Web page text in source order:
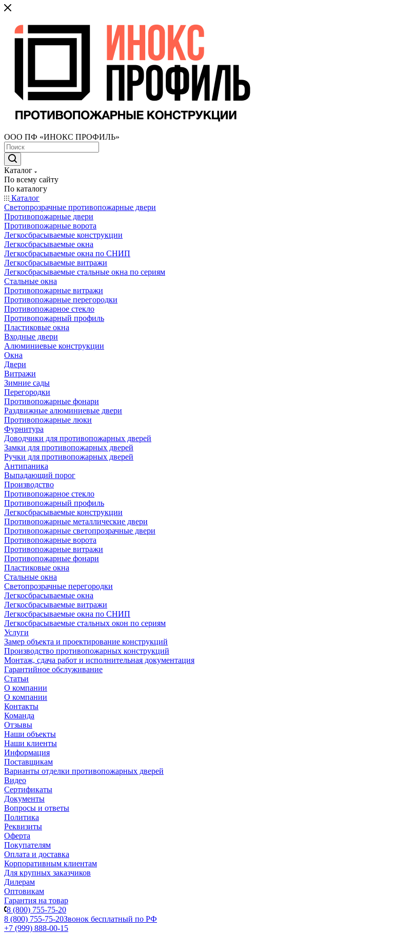
ООО ПФ «ИНОКС ПРОФИЛЬ»
Каталог
По всему сайту
По каталогу
Каталог
Светопрозрачные противопожарные двери
Противопожарные двери
Противопожарные ворота
Легкосбрасываемые конструкции
Легкосбрасываемые окна
Легкосбрасываемые окна по СНИП
Легкосбрасываемые витражи
Легкосбрасываемые стальные окна по сериям
Стальные окна
Противопожарные витражи
Противопожарные перегородки
Противопожарное стекло
Противопожарный профиль
Пластиковые окна
Входные двери
Алюминиевые конструкции
Окна
Двери
Витражи
Зимние сады
Перегородки
Противопожарные фонари
Раздвижные алюминиевые двери
Противопожарные люки
Фурнитура
Доводчики для противопожарных дверей
Замки для противопожарных дверей
Ручки для противопожарных дверей
Антипаника
Выпадающий порог
Производство
Противопожарное стекло
Противопожарный профиль
Легкосбрасываемые конструкции
Противопожарные металлические двери
Противопожарные светопрозрачные двери
Противопожарные ворота
Противопожарные витражи
Противопожарные фонари
Пластиковые окна
Стальные окна
Светопрозрачные перегородки
Легкосбрасываемые окна
Легкосбрасываемые витражи
Легкосбрасываемые окна по СНИП
Легкосбрасываемые стальных окон по сериям
Услуги
Замер объекта и проектирование конструкций
Производство противопожарных конструкций
Монтаж, сдача работ и исполнительная документация
Гарантийное обслуживание
Статьи
О компании
О компании
Контакты
Команда
Отзывы
Наши объекты
Наши клиенты
Информация
Поставщикам
Варианты отделки противопожарных дверей
Видео
Сертификаты
Документы
Вопросы и ответы
Политика
Реквизиты
Оферта
Покупателям
Оплата и доставка
Корпоративным клиентам
Для крупных заказчиков
Дилерам
Оптовикам
Гарантия на товар
8 (800) 755-75-20
8 (800) 755-75-20Звонок бесплатный по РФ
+7 (999) 888-00-15